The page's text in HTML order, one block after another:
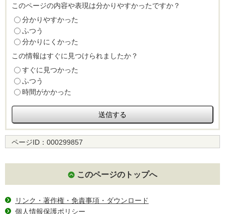
このページの内容や表現は分かりやすかったですか？
分かりやすかった
ふつう
分かりにくかった
この情報はすぐに見つけられましたか？
すぐに見つかった
ふつう
時間がかかった
ページID： 000299857
このページのトップへ
リンク・著作権・免責事項・ダウンロード
個人情報保護ポリシー